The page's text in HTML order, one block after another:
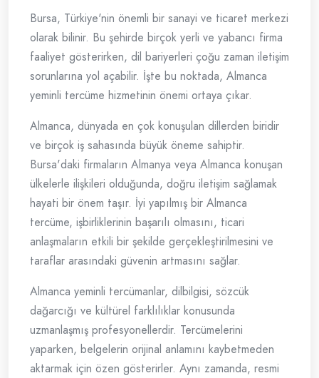
Bursa, Türkiye'nin önemli bir sanayi ve ticaret merkezi
olarak bilinir. Bu şehirde birçok yerli ve yabancı firma
faaliyet gösterirken, dil bariyerleri çoğu zaman iletişim
sorunlarına yol açabilir. İşte bu noktada, Almanca
yeminli tercüme hizmetinin önemi ortaya çıkar.
Almanca, dünyada en çok konuşulan dillerden biridir
ve birçok iş sahasında büyük öneme sahiptir.
Bursa'daki firmaların Almanya veya Almanca konuşan
ülkelerle ilişkileri olduğunda, doğru iletişim sağlamak
hayati bir önem taşır. İyi yapılmış bir Almanca
tercüme, işbirliklerinin başarılı olmasını, ticari
anlaşmaların etkili bir şekilde gerçekleştirilmesini ve
taraflar arasındaki güvenin artmasını sağlar.
Almanca yeminli tercümanlar, dilbilgisi, sözcük
dağarcığı ve kültürel farklılıklar konusunda
uzmanlaşmış profesyonellerdir. Tercümelerini
yaparken, belgelerin orijinal anlamını kaybetmeden
aktarmak için özen gösterirler. Aynı zamanda, resmi